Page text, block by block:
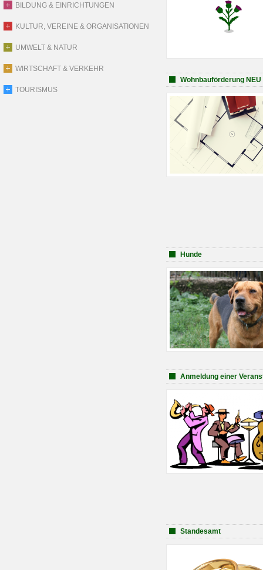
BILDUNG & EINRICHTUNGEN
KULTUR, VEREINE & ORGANISATIONEN
UMWELT & NATUR
WIRTSCHAFT & VERKEHR
TOURISMUS
Wohnbauförderung NEU
Hunde
Anmeldung einer
Standesamt